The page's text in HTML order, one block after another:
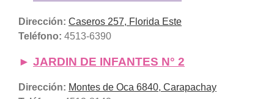
Dirección: Caseros 257, Florida Este
Teléfono: 4513-6390
► JARDIN DE INFANTES N° 2
Dirección: Montes de Oca 6840, Carapachay